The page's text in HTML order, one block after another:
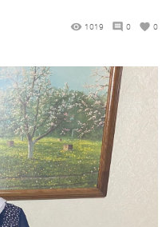
1019 0 0